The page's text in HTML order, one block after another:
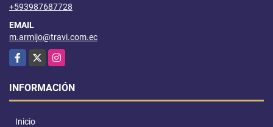
+593987687728
EMAIL
m.armijo@travi.com.ec
Facebook
X Instagram
INFORMACIÓN
Inicio